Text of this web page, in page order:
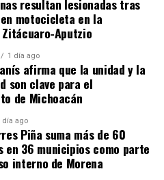
resultan lesionadas tras
motocicleta en la
Aputzio
1 día ago
afirma que la unidad y la
son clave para el
de Michoacán
día ago
Piña suma más de 60
en 36 municipios como parte
interno de Morena